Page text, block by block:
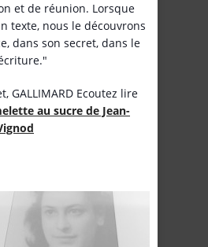
et de réunion. Lorsque
texte, nous le découvrons
dans son secret, dans le
GALLIMARD Ecoutez lire
au sucre de Jean-